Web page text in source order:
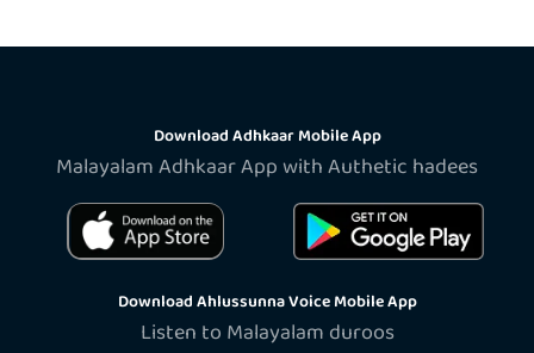
Download Adhkaar Mobile App
Malayalam Adhkaar App with Authetic hadees
Download Ahlussunna Voice Mobile App
Listen to Malayalam duroos